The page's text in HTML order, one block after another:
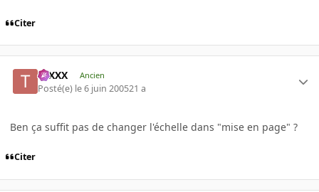
Citer
tuXXX Ancien
Posté(e) le 6 juin 200521 a
Ben ça suffit pas de changer l'échelle dans "mise en page" ?
Citer